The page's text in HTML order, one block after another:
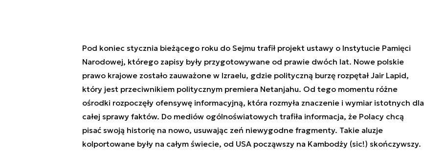
Pod koniec stycznia bieżącego roku do Sejmu trafił projekt ustawy o Instytucie Pamięci
Narodowej, którego zapisy były przygotowywane od prawie dwóch lat. Nowe polskie
prawo krajowe zostało zauważone w Izraelu, gdzie polityczną burzę rozpętał Jair Lapid,
który jest przeciwnikiem politycznym premiera Netanjahu. Od tego momentu różne
ośrodki rozpoczęły ofensywę informacyjną, która rozmyła znaczenie i wymiar istotnych dla
całej sprawy faktów. Do mediów ogólnoświatowych trafiła informacja, że Polacy chcą
pisać swoją historię na nowo, usuwając zeń niewygodne fragmenty. Takie aluzje
kolportowane były na całym świecie, od USA począwszy na Kambodży (sic!) skończywszy.